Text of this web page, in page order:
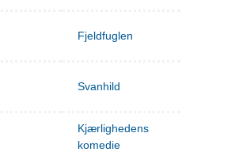
Fjeldfuglen
Svanhild
Kjærlighedens
komedie